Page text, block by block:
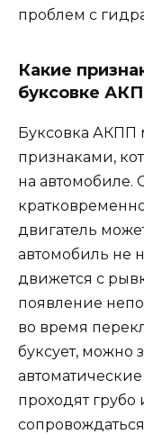
проблем с
Какие
буксовке
Буксовка АКПП
признаками,
на автомобиле.
двигатель
автомобиль не
движется с
появление
во время
буксует, можно
проходят